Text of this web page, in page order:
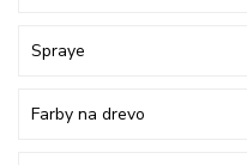
Spraye
Farby na drevo